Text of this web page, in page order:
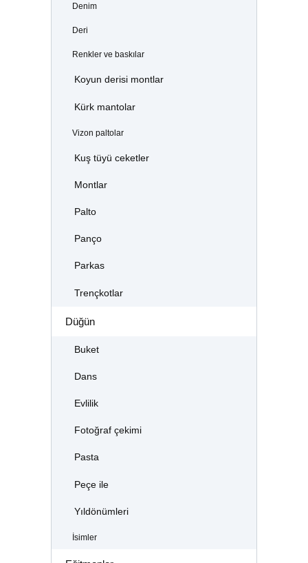
Denim
Deri
Renkler ve baskılar
Koyun derisi montlar
Kürk mantolar
Vizon paltolar
Kuş tüyü ceketler
Montlar
Palto
Panço
Parkas
Trençkotlar
Düğün
Buket
Dans
Evlilik
Fotoğraf çekimi
Pasta
Peçe ile
Yıldönümleri
İsimler